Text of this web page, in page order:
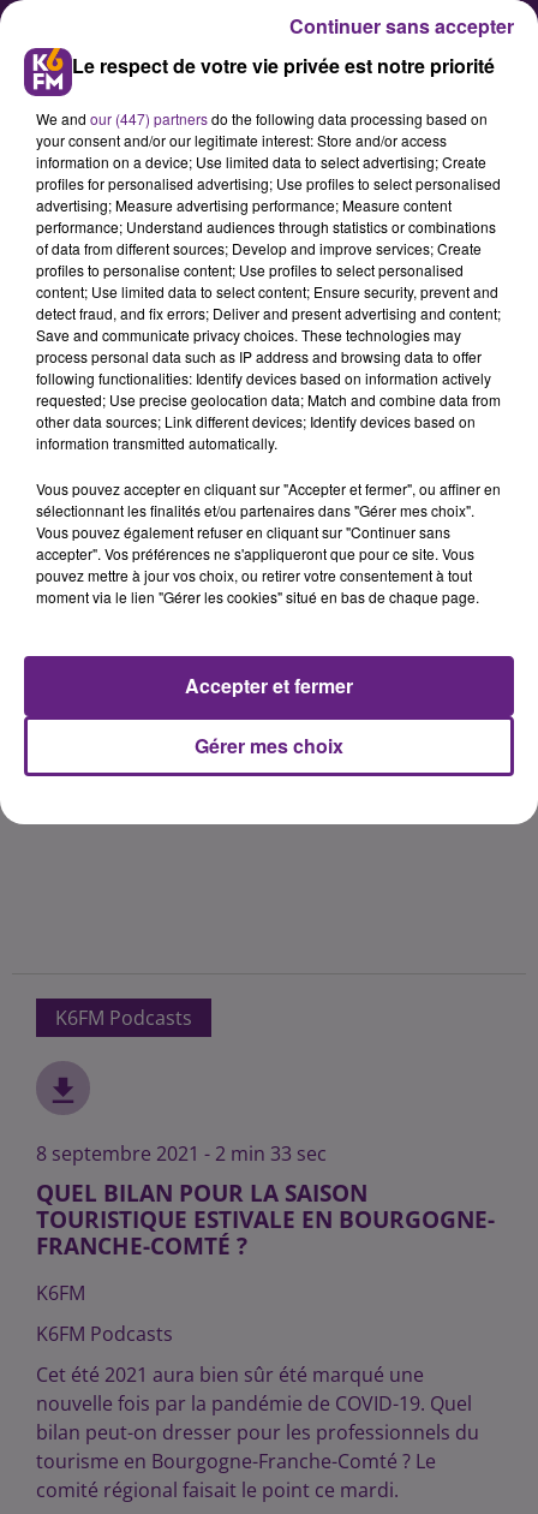
Quel bilan pour la saison
touristique estivale en
Bourgogne-Franche-Comté ?
K6FM Podcasts
8 septembre 2021 - 2 min 33 sec
QUEL BILAN POUR LA SAISON
TOURISTIQUE ESTIVALE EN BOURGOGNE-
FRANCHE-COMTÉ ?
K6FM
K6FM Podcasts
Cet été 2021 aura bien sûr été marqué une
nouvelle fois par la pandémie de COVID-19. Quel
bilan peut-on dresser pour les professionnels du
tourisme en Bourgogne-Franche-Comté ? Le
comité régional faisait le point ce mardi.
Le respect de votre vie privée est notre priorité
We and our (447) partnersdo the following data processing based on
your consent and/or our legitimate interest: Store and/or access
information on a device; Use limited data to select advertising; Create
profiles for personalised advertising; Use profiles to select personalised
advertising; Measure advertising performance; Measure content
performance; Understand audiences through statistics or combinations
of data from different sources; Develop and improve services; Create
profiles to personalise content; Use profiles to select personalised
content; Use limited data to select content; Ensure security, prevent and
detect fraud, and fix errors; Deliver and present advertising and content;
Save and communicate privacy choices. These technologies may
process personal data such as IP address and browsing data to offer
following functionalities: Identify devices based on information actively
requested; Use precise geolocation data; Match and combine data from
other data sources; Link different devices; Identify devices based on
information transmitted automatically.
Vous pouvez accepter en cliquant sur "Accepter et fermer", ou affiner en
sélectionnant les finalités et/ou partenaires dans "Gérer mes choix".
Vous pouvez également refuser en cliquant sur "Continuer sans
accepter". Vos préférences ne s'appliqueront que pour ce site. Vous
pouvez mettre à jour vos choix, ou retirer votre consentement à tout
moment via le lien "Gérer les cookies" situé en bas de chaque page.
Gérer mes choix
Accepter et fermer
Continuer sans accepter